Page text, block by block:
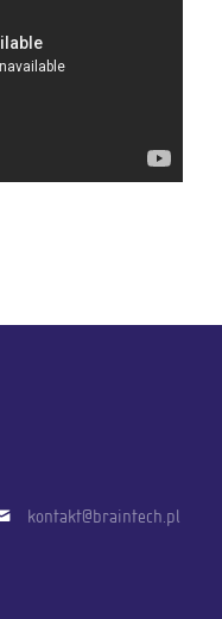
kontakt@braintech.pl